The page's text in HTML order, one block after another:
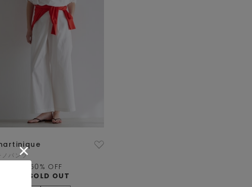
ノパンツ
50 % OFF
SOLD OUT